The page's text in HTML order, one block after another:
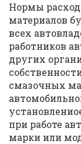
Нормы
материалов
всех
работников
других
смазочных
при работе
марки или